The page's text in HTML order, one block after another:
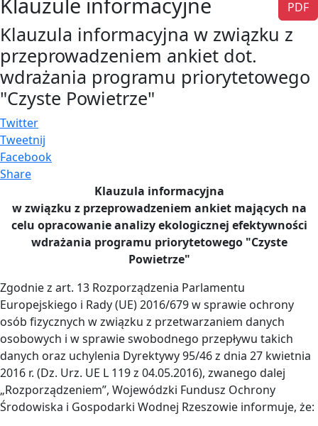
PDF
Klauzula informacyjna w związku z
przeprowadzeniem ankiet dot.
wdrażania programu priorytetowego
"Czyste Powietrze"
Twitter
Tweetnij
Facebook
Share
Klauzula informacyjna
w związku z przeprowadzeniem ankiet mających na
celu opracowanie analizy ekologicznej efektywności
wdrażania programu priorytetowego "Czyste
Powietrze"
Zgodnie z art. 13 Rozporządzenia Parlamentu
Europejskiego i Rady (UE) 2016/679 w sprawie ochrony
osób fizycznych w związku z przetwarzaniem danych
osobowych i w sprawie swobodnego przepływu takich
danych oraz uchylenia Dyrektywy 95/46 z dnia 27 kwietnia
2016 r. (Dz. Urz. UE L 119 z 04.05.2016), zwanego dalej
„Rozporządzeniem”, Wojewódzki Fundusz Ochrony
Środowiska i Gospodarki Wodnej Rzeszowie informuje, że: